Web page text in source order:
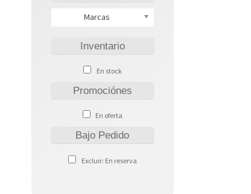
Marcas
Inventario
En stock
Promociónes
En oferta
Bajo Pedido
Excluir: En reserva